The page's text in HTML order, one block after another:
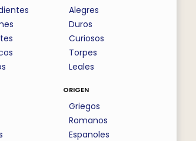
Alegres
Duros
Curiosos
Torpes
Leales
origen
Griegos
Romanos
Espanoles